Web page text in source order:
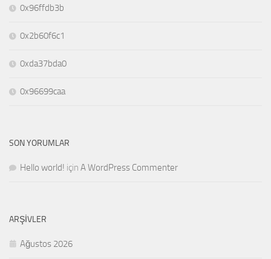
0x96ffdb3b
0x2b60f6c1
0xda37bda0
0x96699caa
SON YORUMLAR
Hello world! için A WordPress Commenter
ARŞIVLER
Ağustos 2026